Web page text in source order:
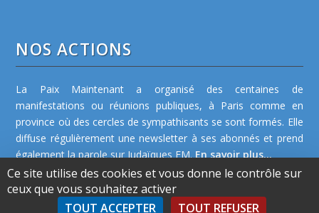
NOS ACTIONS
La Paix Maintenant a organisé des centaines de
manifestations ou réunions publiques, à Paris comme en
province où des cercles de sympathisants se sont formés. Elle
diffuse régulièrement une newsletter à ses abonnés et prend
également la parole sur Judaïques FM. En savoir plus...
Ce site utilise des cookies et vous donne le contrôle sur
ceux que vous souhaitez activer
TOUT ACCEPTER
TOUT REFUSER